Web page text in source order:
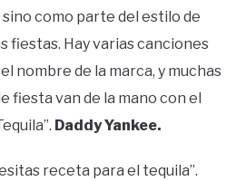
como parte del estilo de
fiestas. Hay varias canciones
nombre de la marca, y muchas
fiesta van de la mano con el
Daddy Yankee.
receta para el tequila”.